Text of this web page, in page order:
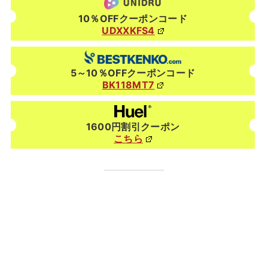
10％OFFクーポンコード
UDXXKFS4
5～10％OFFクーポンコード
BK118MT7
1600円割引クーポン
こちら